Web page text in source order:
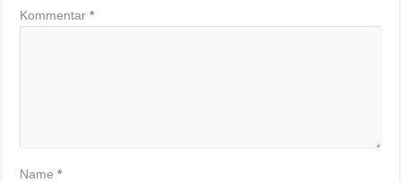
Kommentar*
Name*